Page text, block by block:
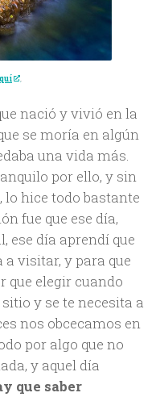
.
nació y vivió en la
se moría en algún
una vida más.
por ello, y sin
lo hice todo bastante
fue que ese día,
ese día aprendí que
visitar, y para que
que elegir cuando
y se te necesita a
nos obcecamos en
por algo que no
y aquel día
que saber